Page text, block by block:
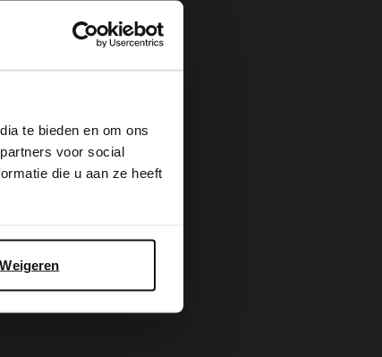
te bieden en om ons
voor social
die u aan ze heeft
Weigeren